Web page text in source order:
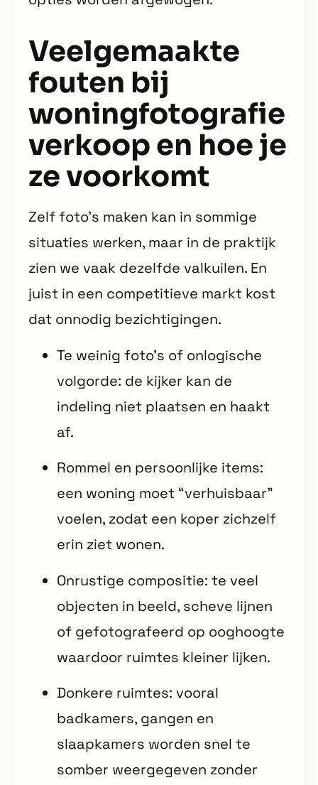
Veelgemaakte
fouten bij
woningfotografie
verkoop en hoe je
ze voorkomt
Zelf foto’s maken kan in sommige
situaties werken, maar in de praktijk
zien we vaak dezelfde valkuilen. En
juist in een competitieve markt kost
dat onnodig bezichtigingen.
Te weinig foto’s of onlogische
volgorde: de kijker kan de
indeling niet plaatsen en haakt
af.
Rommel en persoonlijke items:
een woning moet “verhuisbaar”
voelen, zodat een koper zichzelf
erin ziet wonen.
Onrustige compositie: te veel
objecten in beeld, scheve lijnen
of gefotografeerd op ooghoogte
waardoor ruimtes kleiner lijken.
Donkere ruimtes: vooral
badkamers, gangen en
slaapkamers worden snel te
somber weergegeven zonder